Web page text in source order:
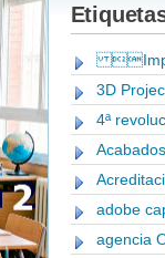
3D
4ª
Acabados
adobe
agencia